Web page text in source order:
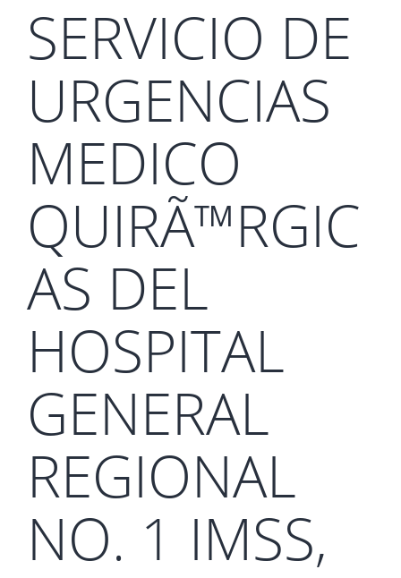
SERVICIO DE
URGENCIAS
MEDICO
QUIRÃ™RGIC
AS DEL
HOSPITAL
GENERAL
REGIONAL
NO. 1 IMSS,